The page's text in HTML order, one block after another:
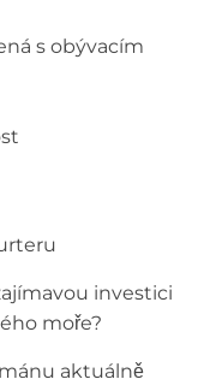
s obývacím
investici
moře?
aktuálně